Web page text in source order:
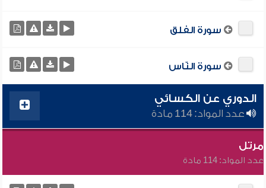
سورة الفلق
سورة النّاس
الدوري عن الكسائي
عدد المواد: 114 مادة
مرتل
عدد المواد: 114 مادة